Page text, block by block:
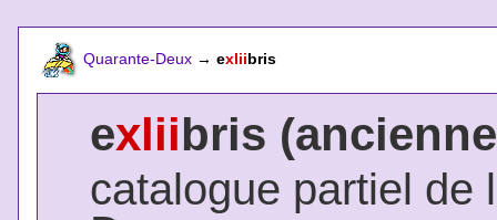
Quarante-Deux → exliibris
exliibris
catalogue partiel de